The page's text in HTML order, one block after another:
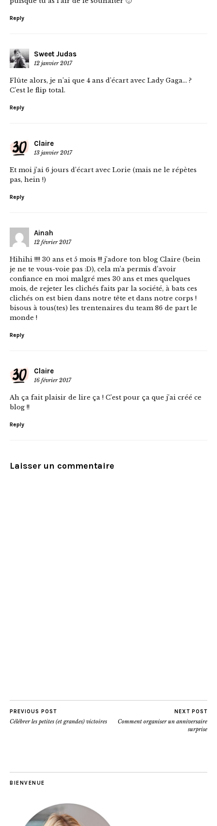
Reply
Sweet Judas
12 janvier 2017
Flûte alors, je n’ai que 4 ans d’écart avec Lady Gaga… ?
C’est le flip total.
Reply
Claire
13 janvier 2017
Et moi j’ai 6 jours d’écart avec Lorie (mais ne le répètes
pas, hein !)
Reply
Ainah
12 février 2017
Hihihi !!!! 30 ans et 5 mois !!! j’adore ton blog Claire (bein
je ne te vous-voie pas :D), cela m’a permis d’avoir
confiance en moi malgré mes 30 ans et mes quelques
mois, de rejeter les clichés faits par la société, à bats ces
clichés on est bien dans notre tête et dans notre corps !
bisous à tous(tes) les trentenaires du team 86 de part le
monde !
Reply
Claire
16 février 2017
Ah ça fait plaisir de lire ça ! C’est pour ça que j’ai créé ce
blog !!
Reply
Laisser un commentaire
PREVIOUS POST
Célébrer les petites (et grandes) victoires
NEXT POST
Comment organiser un anniversaire
surprise
BIENVENUE